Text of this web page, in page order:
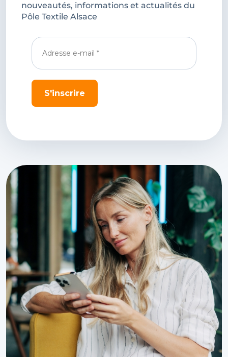
nouveautés, informations et actualités du
Pôle Textile Alsace